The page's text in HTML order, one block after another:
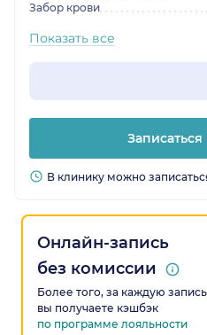
Забор крови
Показать все
В клинику можно
Онлайн-запись
без комиссии
Более того, за каждую запись
вы получаете кэшбэк
по программе лояльности